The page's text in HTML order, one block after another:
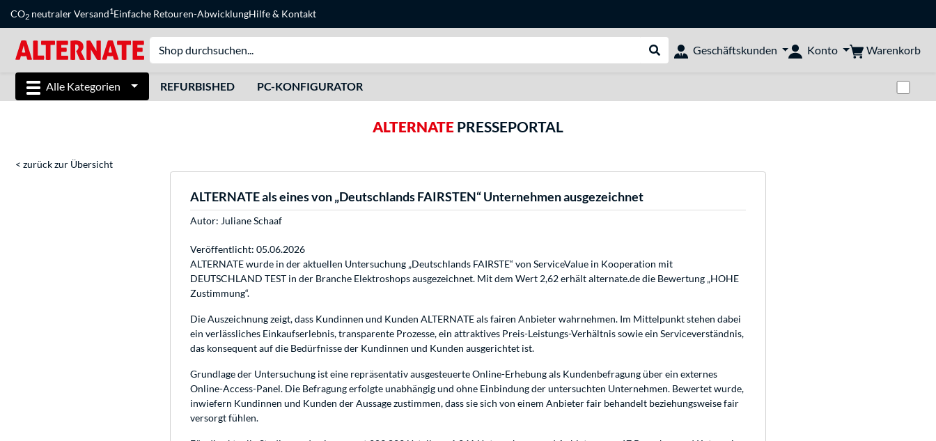
CO2 neutraler Versand1Einfache Retouren-AbwicklungHilfe& Kontakt
Suche durchführen
Geschäftskunden Konto Warenkorb
Alle Kategorien REFURBISHED PC-KONFIGURATOR
ALTERNATE PRESSEPORTAL
< zurück zur Übersicht
ALTERNATE als eines von „Deutschlands FAIRSTEN“ Unternehmen ausgezeichnet
Autor: Juliane Schaaf
Veröffentlicht: 05.06.2026
ALTERNATE wurde in der aktuellen Untersuchung „Deutschlands FAIRSTE“ von ServiceValue in Kooperation mit
DEUTSCHLAND TEST in der Branche Elektroshops ausgezeichnet. Mit dem Wert 2,62 erhält alternate.de die Bewertung „HOHE
Zustimmung“.
Die Auszeichnung zeigt, dass Kundinnen und Kunden ALTERNATE als fairen Anbieter wahrnehmen. Im Mittelpunkt stehen dabei
ein verlässliches Einkaufserlebnis, transparente Prozesse, ein attraktives Preis-Leistungs-Verhältnis sowie ein Serviceverständnis,
das konsequent auf die Bedürfnisse der Kundinnen und Kunden ausgerichtet ist.
Grundlage der Untersuchung ist eine repräsentativ ausgesteuerte Online-Erhebung als Kundenbefragung über ein externes
Online-Access-Panel. Die Befragung erfolgte unabhängig und ohne Einbindung der untersuchten Unternehmen. Bewertet wurde,
inwiefern Kundinnen und Kunden der Aussage zustimmen, dass sie sich von einem Anbieter fair behandelt beziehungsweise fair
versorgt fühlen.